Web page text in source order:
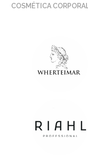
COSMÉTICA